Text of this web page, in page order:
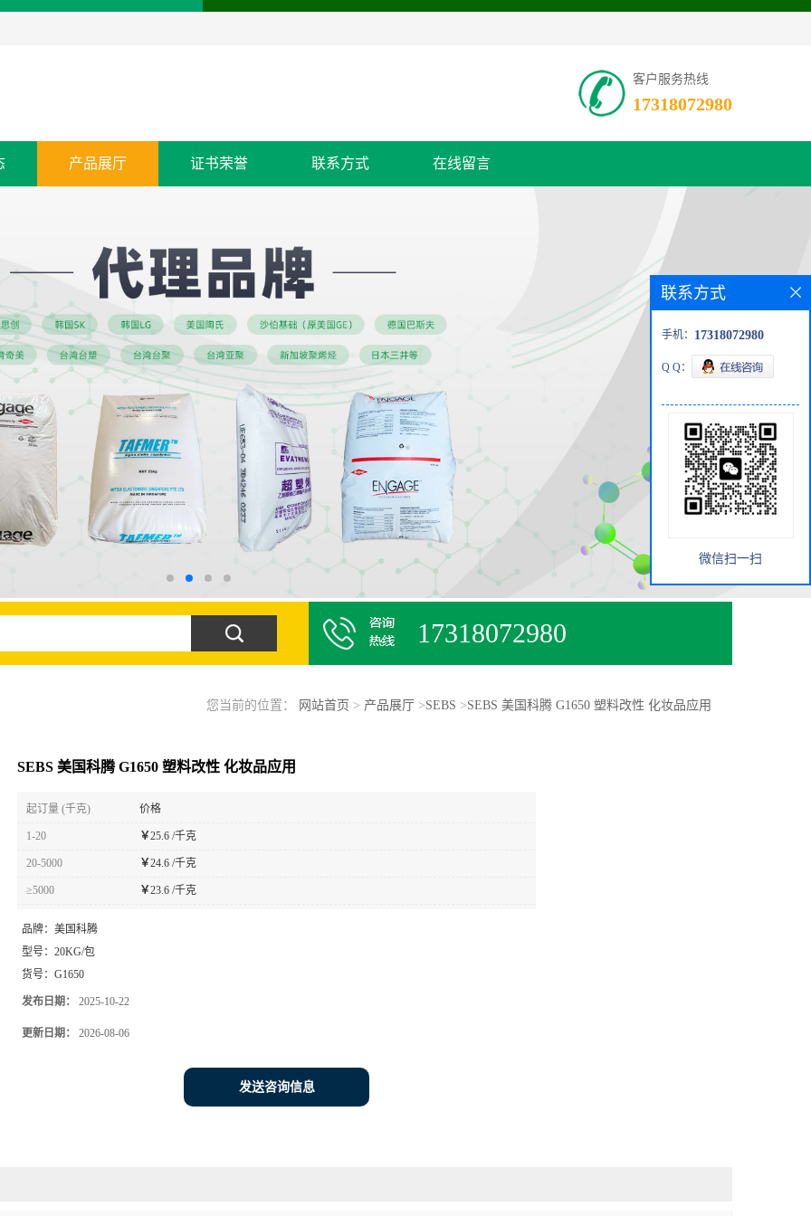
客户服务热线
17318072980
产品展厅 证书荣誉 联系方式 在线留言
17318072980
您当前的位置： 网站首页 > 产品展厅 >SEBS >SEBS 美国科腾 G1650 塑料改性 化妆品应用
SEBS 美国科腾 G1650 塑料改性 化妆品应用
起订量 (千克) 价格
1-20 ￥25.6 /千克
20-5000 ￥24.6 /千克
≥5000 ￥23.6 /千克
品牌： 美国科腾
型号： 20KG/包
货号： G1650
发布日期： 2025-10-22
更新日期： 2026-08-06
发送咨询信息
联系方式
手机： 17318072980
Q Q：
微信扫一扫